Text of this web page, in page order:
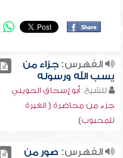
الفهرس:جزاء من
يسب الله ورسوله
للشيخ: أبو إسحاق الحويني
جزء من محاضرة ( الغيرة
للمحبوب)
الفهرس: صور من